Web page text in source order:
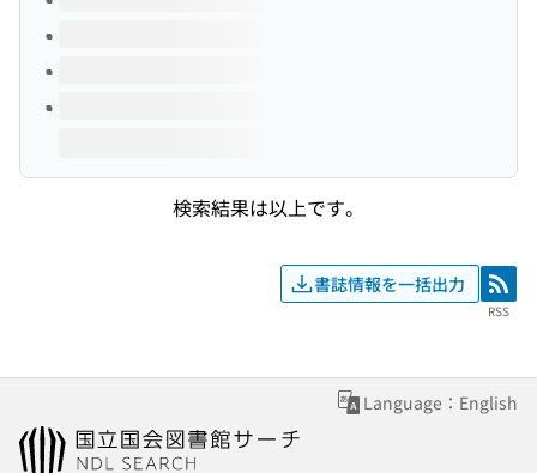
検索結果は以上です。
書誌情報を一括出力 RSS
RSS
Language：English